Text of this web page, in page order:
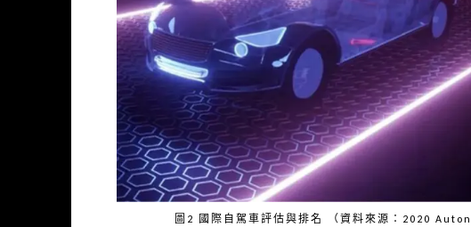
圖2 國際自駕車評估與排名 （資料來源：2020